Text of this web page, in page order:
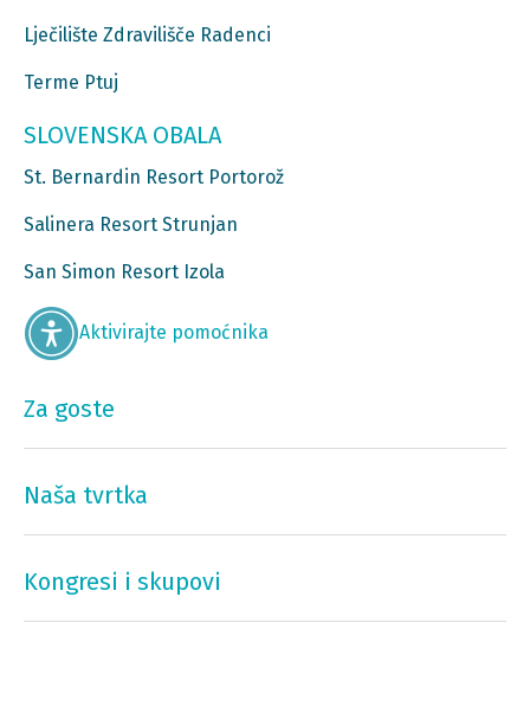
Lječilište Zdravilišče Radenci
Terme Ptuj
SLOVENSKA OBALA
St. Bernardin Resort Portorož
Salinera Resort Strunjan
San Simon Resort Izola
Aktivirajte pomoćnika
Za goste
Naša tvrtka
Kongresi i skupovi